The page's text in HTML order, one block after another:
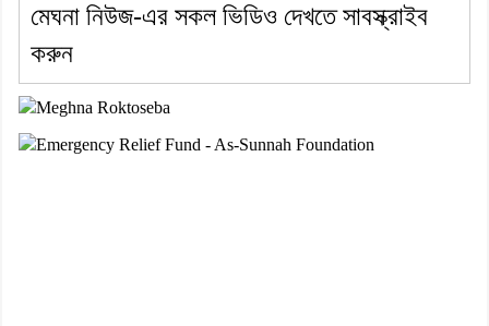
মেঘনা নিউজ-এর সকল ভিডিও দেখতে সাবস্ক্রাইব
করুন